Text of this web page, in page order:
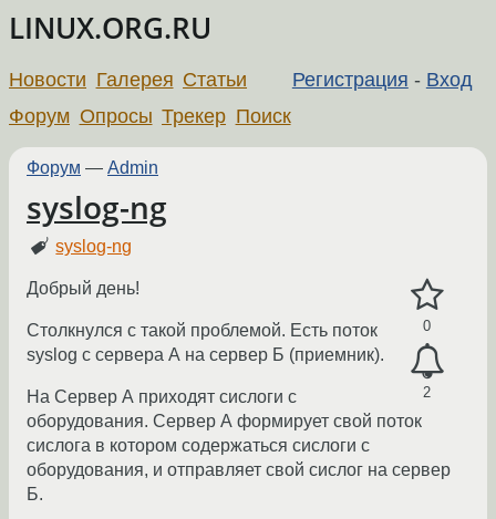
LINUX.ORG.RU
Регистрация - Вход
Новости Галерея Статьи
Форум Опросы Трекер Поиск
Форум — Admin
syslog-ng
syslog-ng
0
2
Добрый день!
Столкнулся с такой проблемой. Есть поток
syslog с сервера А на сервер Б (приемник).
На Сервер А приходят сислоги с
оборудования. Сервер А формирует свой поток
сислога в котором содержаться сислоги с
оборудования, и отправляет свой сислог на сервер
Б.